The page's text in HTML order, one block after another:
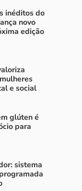
inéditos do
novo
edição
e social
glúten é
para
sistema